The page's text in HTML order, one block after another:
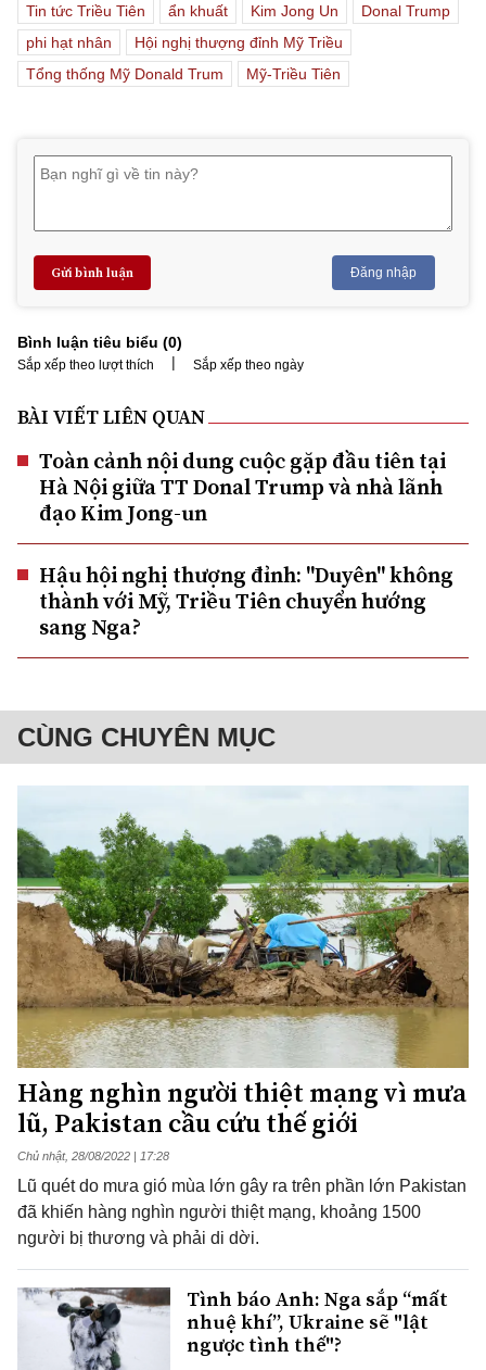
Tin tức Triều Tiên
ẩn khuất Kim Jong Un
Donal Trump
phi hạt nhân
Hội nghị thượng đỉnh Mỹ Triều
Tổng thống Mỹ Donald Trum
Mỹ-Triều Tiên
Gửi bình luận Đăng nhập
Bình luận tiêu biểu (0)
Sắp xếp theo lượt thích | Sắp xếp theo ngày
BÀI VIẾT LIÊN QUAN
Toàn cảnh nội dung cuộc gặp đầu tiên tại
Hà Nội giữa TT Donal Trump và nhà lãnh
đạo Kim Jong-un
Hậu hội nghị thượng đỉnh: "Duyên" không
thành với Mỹ, Triều Tiên chuyển hướng
sang Nga?
CÙNG CHUYÊN MỤC
Hàng nghìn người thiệt mạng vì mưa
lũ, Pakistan cầu cứu thế giới
Chủ nhật, 28/08/2022 | 17:28
Lũ quét do mưa gió mùa lớn gây ra trên phần lớn Pakistan
đã khiến hàng nghìn người thiệt mạng, khoảng 1500
người bị thương và phải di dời.
Tình báo Anh: Nga sắp “mất
nhuệ khí”, Ukraine sẽ "lật
ngược tình thế"?